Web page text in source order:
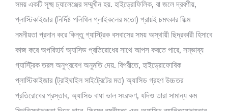
সময় একটি সূক্ষ্ম চ্যালেঞ্জের সম্মুখীন হয়. হাইড্রোফিলিক, বা জলে দ্রবণীয়,
প্লাস্টিকাইজার (নির্দিষ্ট পলিথিন গ্লাইকলের মতো) প্রায়ই চমৎকার ফিল্ম
নমনীয়তা প্রদান করে কিন্তু গ্যাস্ট্রিক বসবাসের সময় অস্থায়ী ছিদ্রকারী হিসাবে
কাজ করে অপরিহার্য অ্যাসিড প্রতিরোধের সাথে আপস করতে পারে, সম্ভাব্য
গ্যাস্ট্রিক তরল অনুপ্রবেশ অনুমতি দেয়. বিপরীতে, হাইড্রোফোবিক
প্লাস্টিকাইজার (ট্রাইথাইল সাইট্রেটের মত) অ্যাসিড গ্রহণ উচ্চতর
প্রতিরোধের প্রস্তাব, অ্যাসিড বাধা ভাল সংরক্ষণ, যদিও তারা সামান্য কম